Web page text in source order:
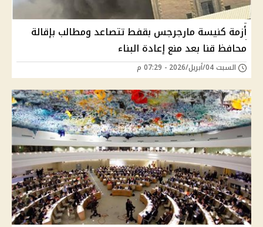
أزمة كنيسة مارجرجس بقفط تتصاعد ومطالب بإقالة
محافظ قنا بعد منع إعادة البناء
السبت 04/أبريل/2026 - 07:29 م